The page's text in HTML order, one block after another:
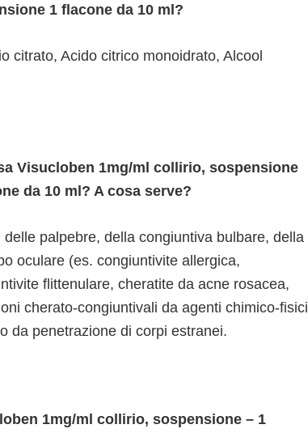
1 flacone da 10 ml?
citrato, Acido citrico monoidrato, Alcool
Visucloben 1mg/ml collirio, sospensione
da 10 ml? A cosa serve?
palpebre, della congiuntiva bulbare, della
oculare (es. congiuntivite allergica,
flittenulare, cheratite da acne rosacea,
cherato-congiuntivali da agenti chimico-fisici
da penetrazione di corpi estranei.
1mg/ml collirio, sospensione – 1